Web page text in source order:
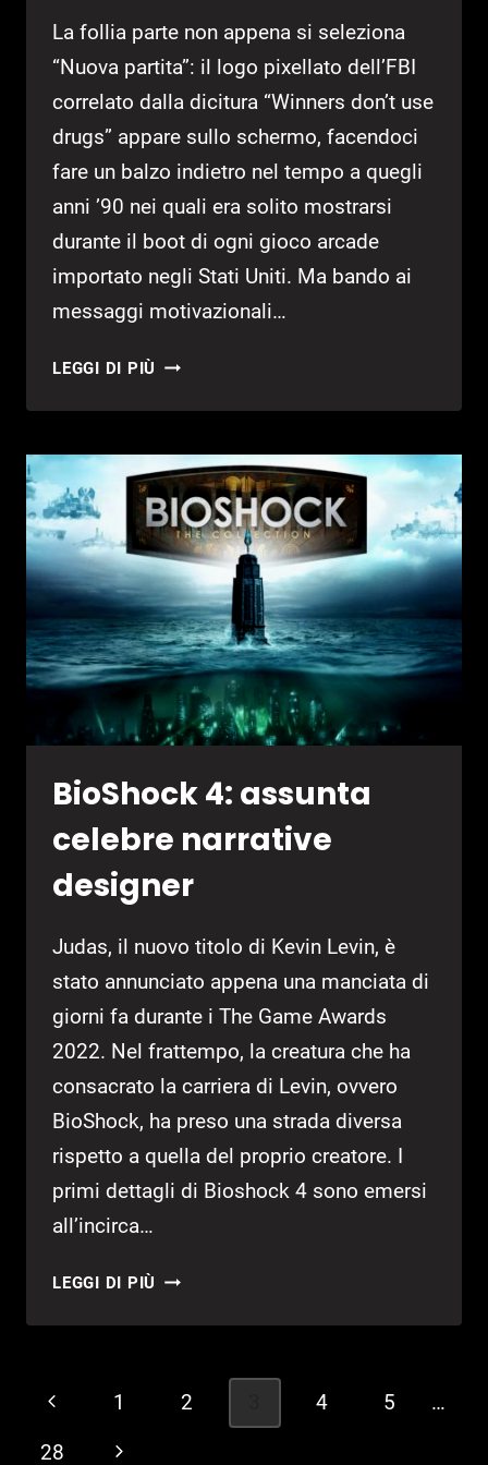
La follia parte non appena si seleziona
“Nuova partita”: il logo pixellato dell’FBI
correlato dalla dicitura “Winners don’t use
drugs” appare sullo schermo, facendoci
fare un balzo indietro nel tempo a quegli
anni ’90 nei quali era solito mostrarsi
durante il boot di ogni gioco arcade
importato negli Stati Uniti. Ma bando ai
messaggi motivazionali…
LEGGI DI PIÙ HIGH
RECENSIONE
BioShock 4: assunta
celebre narrative
designer
Judas, il nuovo titolo di Kevin Levin, è
stato annunciato appena una manciata di
giorni fa durante i The Game Awards
2022. Nel frattempo, la creatura che ha
consacrato la carriera di Levin, ovvero
BioShock, ha preso una strada diversa
rispetto a quella del proprio creatore. I
primi dettagli di Bioshock 4 sono emersi
all’incirca…
LEGGI DI PIÙ BIOSHOCK
ASSUNTA
NARRATIVE
DESIGNER
Navigazione
pagina
Pagina
Precedente
1 2 4 5
…
28
Pagina